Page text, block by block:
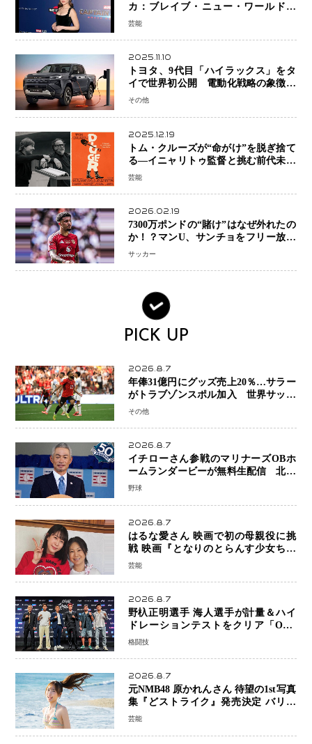
カ：ブレイブ・ニュー・ワールド』
新ブラック・ウィドウ役のシラ・ハー
芸能
2025.11.10
トヨタ、9代目「ハイラックス」をタ
イで世界初公開 電動化戦略の象徴と
なるBEVモデルを初設定
その他
2025.12.19
トム・クルーズが“命がけ”を脱ぎ捨て
る―イニャリトゥ監督と挑む前代未聞
の大惨事コメディ「DIGGER ディガ
芸能
2026.02.19
7300万ポンドの“賭け”はなぜ外れたの
か！？マンU、サンチョをフリー放出
へ・・・補強戦略の転換点に
サッカー
PICK UP
2026.8.7
年俸31億円にグッズ売上20％…サラー
がトラブゾンスポル加入 世界サッカ
ーは「五大リーグ一強」から新時代へ
その他
2026.8.7
イチローさん参戦のマリナーズOBホ
ームランダービーが無料生配信 北米
ならではの“魅せる興行”に世界が注目
野球
2026.8.7
はるな愛さん 映画で初の母親役に挑
戦 映画『となりのとらんす少女ちゃ
ん』11月7日公開 未来の自分との対話
芸能
2026.8.7
野杁正明選手 海人選手が計量＆ハイ
ドレーションテストをクリア「ONE
SAMURAI 2」決戦へ万全の準備整う
格闘技
2026.8.7
元NMB48 原かれんさん 待望の1st写真
集『どストライク』発売決定 バリで
魅せる25歳の新境地
芸能